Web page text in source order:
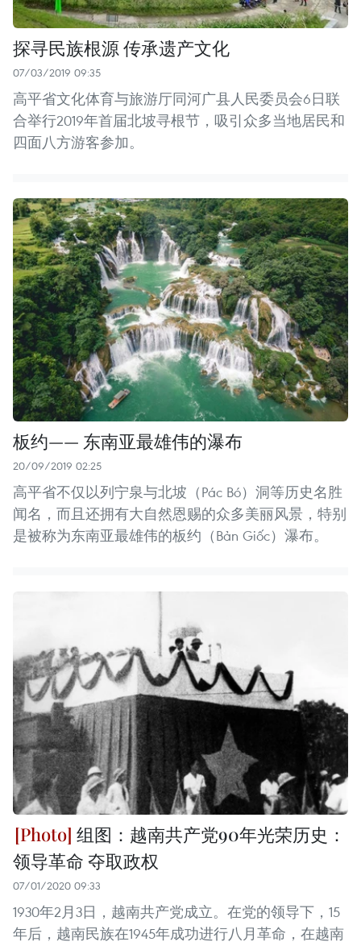
探寻民族根源 传承遗产文化
07/03/2019 09:35
高平省文化体育与旅游厅同河广县人民委员会6日联
合举行2019年首届北坡寻根节，吸引众多当地居民和
四面八方游客参加。
板约—— 东南亚最雄伟的瀑布
20/09/2019 02:25
高平省不仅以列宁泉与北坡（Pác Bó）洞等历史名胜
闻名，而且还拥有大自然恩赐的众多美丽风景，特别
是被称为东南亚最雄伟的板约（Bản Giốc）瀑布。
组图：越南共产党90年光荣历史：
领导革命 夺取政权
07/01/2020 09:33
1930年2月3日，越南共产党成立。在党的领导下，15
年后，越南民族在1945年成功进行八月革命，在越南